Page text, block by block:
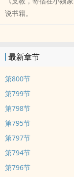
说书籍。
最新章节
第800节
第799节
第798节
第795节
第797节
第794节
第796节